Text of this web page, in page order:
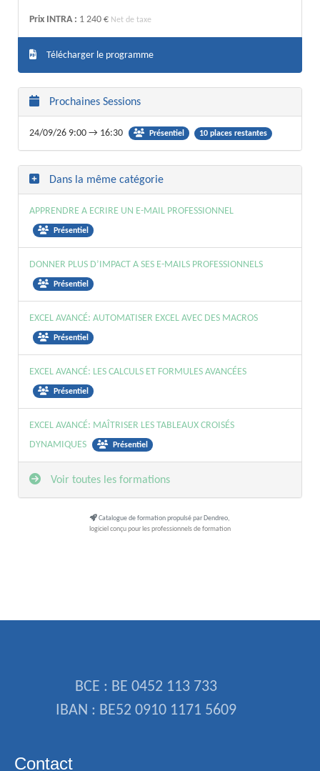
Prix INTRA : 1 240 € Net de taxe
Télécharger le programme
Prochaines Sessions
24/09/26 9:00 → 16:30 Présentiel 10 places restantes
Dans la même catégorie
APPRENDRE A ECRIRE UN E-MAIL PROFESSIONNEL
Présentiel
DONNER PLUS D’IMPACT A SES E-MAILS PROFESSIONNELS
Présentiel
EXCEL AVANCÉ: AUTOMATISER EXCEL AVEC DES MACROS
Présentiel
EXCEL AVANCÉ: LES CALCULS ET FORMULES AVANCÉES
Présentiel
EXCEL AVANCÉ: MAÎTRISER LES TABLEAUX CROISÉS
DYNAMIQUES
Présentiel
Voir toutes les formations
Catalogue de formation propulsé par Dendreo,
logiciel conçu pour les professionnels de formation
BCE : BE 0452 113 733
IBAN : BE52 0910 1171 5609
Contact